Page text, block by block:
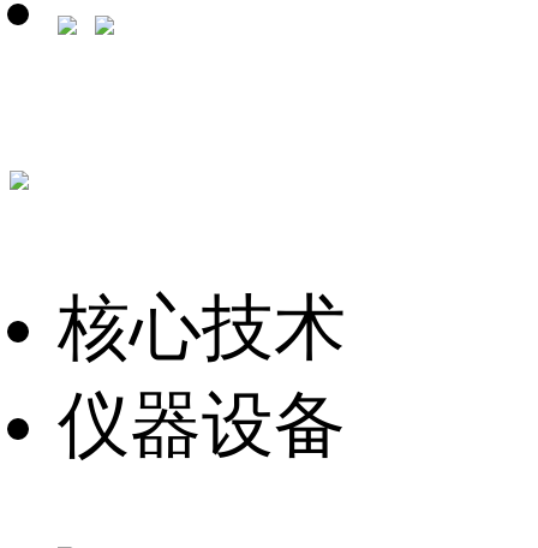
核心技术
仪器设备